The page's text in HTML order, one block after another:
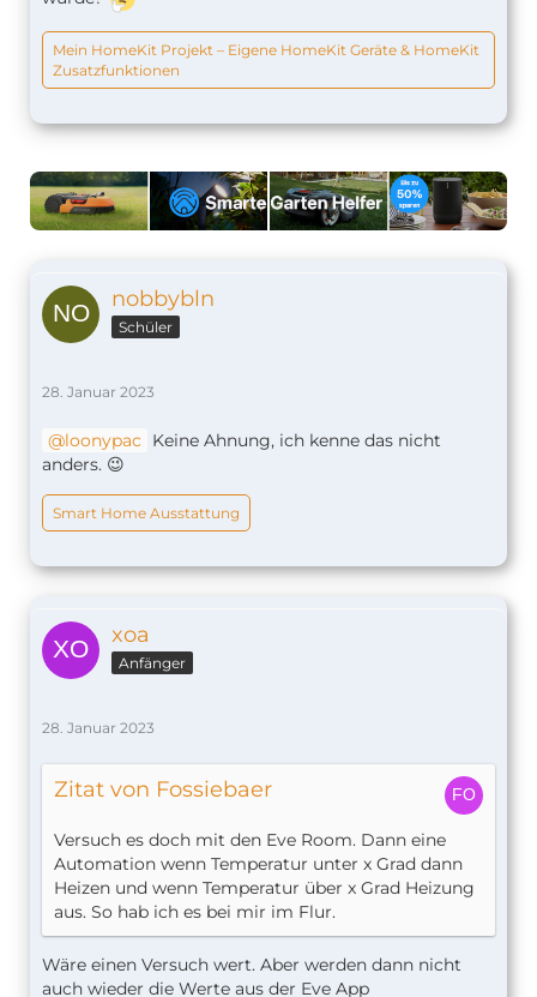
Mein HomeKit Projekt – Eigene HomeKit Geräte & HomeKit
Zusatzfunktionen
nobbybln
Schüler
28. Januar 2023
loonypac
Keine Ahnung, ich kenne das nicht
anders. 😉
Smart Home Ausstattung
xoa
Anfänger
28. Januar 2023
Zitat von Fossiebaer
Versuch es doch mit den Eve Room. Dann eine
Automation wenn Temperatur unter x Grad dann
Heizen und wenn Temperatur über x Grad Heizung
aus. So hab ich es bei mir im Flur.
Wäre einen Versuch wert. Aber werden dann nicht
auch wieder die Werte aus der Eve App